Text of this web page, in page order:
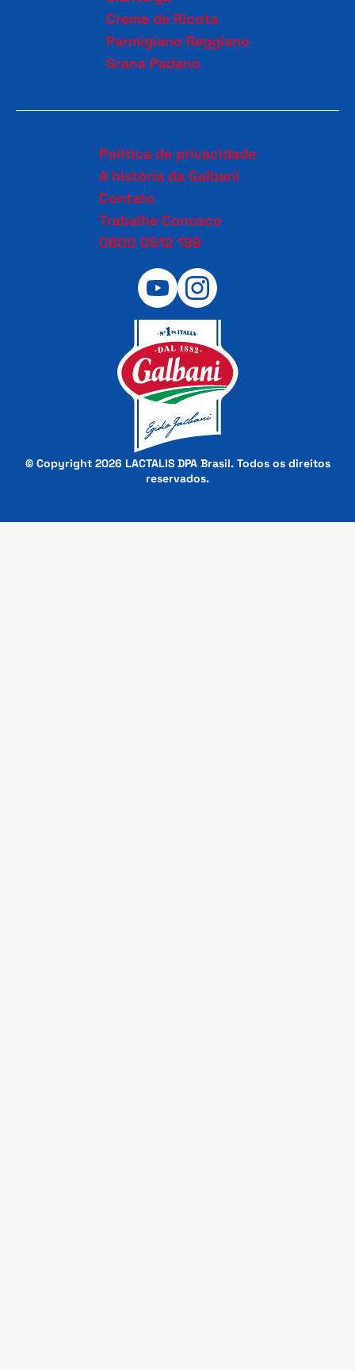
Creme de Ricota
Parmigiano Reggiano
Grana Padano
Política de privacidade
A história da Galbani
Contato
Trabalhe Conosco
0800 0512 198
© Copyright 2026 LACTALIS DPA Brasil. Todos os direitos
reservados.